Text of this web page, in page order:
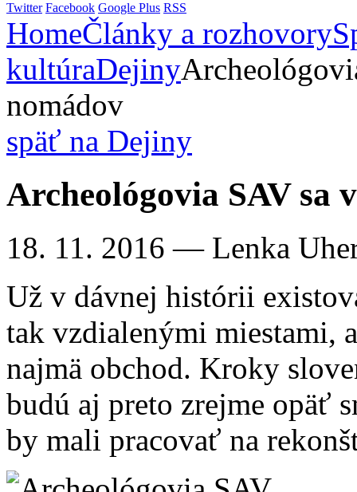
Twitter Facebook Google Plus RSS
HomeČlánky a rozhovory
kultúraDejiny
nomádov
späť na Dejiny
Archeológovia SAV sa
18. 11. 2016 — Lenka
Už v dávnej histórii
tak vzdialenými miestami,
najmä obchod. Kroky
budú aj preto zrejme opäť
by mali pracovať na